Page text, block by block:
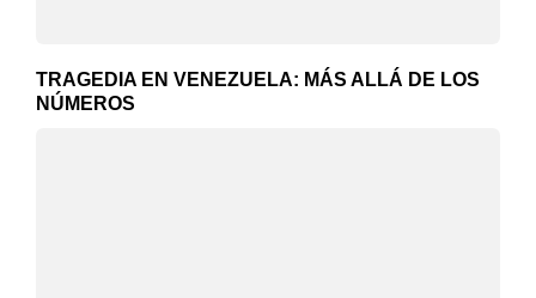
TRAGEDIA EN VENEZUELA: MÁS ALLÁ DE LOS
NÚMEROS